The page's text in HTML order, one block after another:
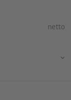
netto